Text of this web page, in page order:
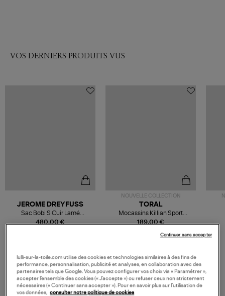
VOS DERNIERS PRODUITS VUS
480,00 €
JEROME DREYFUSS
Sac Bobi S Cuir Lamé
Champagne
NOUVELLE COLLECTION
189,00 €
TORAL
Mocassins Killian Sport
Mousse
lulli-sur-la-toile.com utilise des cookies et technologies similaires à des fins de
performance, personnalisation, publicité et analyses, en collaboration avec des
partenaires tels que Google. Vous pouvez configurer vos choix via « Paramétrer »,
accepter l’ensemble des cookies (« J’accepte ») ou refuser ceux non strictement
nécessaires (« Continuer sans accepter »). Pour en savoir plus sur l’utilisation de
vos données, consulter notre politique de cookies
Continuer sans accepter